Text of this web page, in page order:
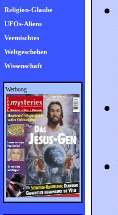
Religion-Glaube
UFOs-Aliens
Vermischtes
Weltgeschehen
Wissenschaft
Werbung